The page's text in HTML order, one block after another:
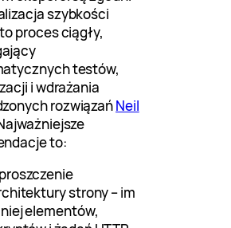
szybkości
proces ciągły,
testów,
i wdrażania
rozwiązańNeil
to:
strony – im
elementów,